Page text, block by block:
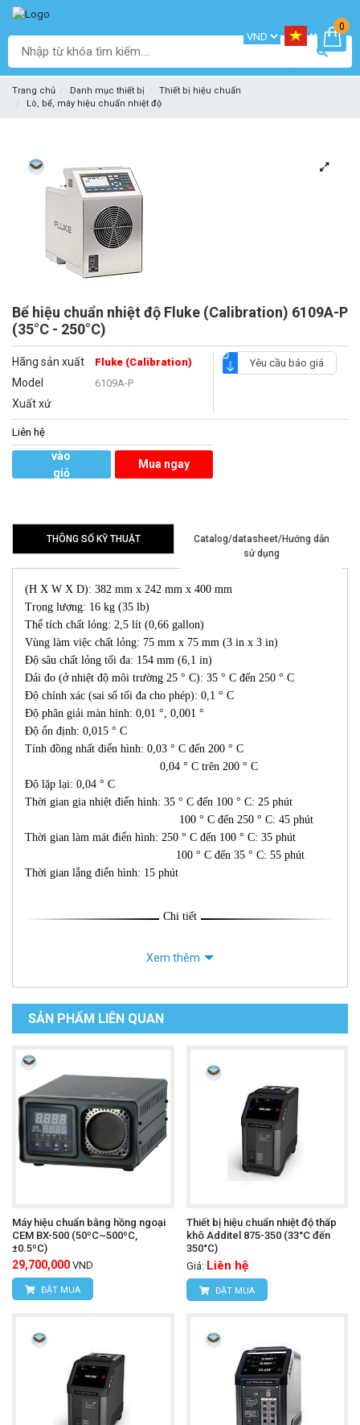
0
Trang chủ Danh mục thiết bị
Thiết bị hiệu chuẩn
Lò, bể, máy hiệu chuẩn nhiệt độ
Bể hiệu chuẩn nhiệt độ Fluke (Calibration) 6109A-P
(35°C - 250°C)
Hãng sản xuất Fluke (Calibration)
Model 6109A-P
Xuất xứ
Yêu cầu báo giá
Liên hệ
vào
giỏ
Mua ngay
THÔNG SỐ KỸ THUẬT
Catalog/datasheet/Hướng dẫn
sử dụng
(H X W X D): 382 mm x 242 mm x 400 mm
Trọng lượng: 16 kg (35 lb)
Thể tích chất lỏng: 2,5 lít (0,66 gallon)
Vùng làm việc chất lỏng: 75 mm x 75 mm (3 in x 3 in)
Độ sâu chất lỏng tối đa: 154 mm (6,1 in)
Dải đo (ở nhiệt độ môi trường 25 ° C): 35 ° C đến 250 ° C
Độ chính xác (sai số tối đa cho phép): 0,1 ° C
Độ phân giải màn hình: 0,01 °, 0,001 °
Độ ổn định: 0,015 ° C
Tính đồng nhất điển hình: 0,03 ° C đến 200 ° C
0,04 ° C trên 200 ° C
Độ lặp lại: 0,04 ° C
Thời gian gia nhiệt điển hình: 35 ° C đến 100 ° C: 25 phút
100 ° C đến 250 ° C: 45 phút
Thời gian làm mát điển hình: 250 ° C đến 100 ° C: 35 phút
100 ° C đến 35 ° C: 55 phút
Thời gian lắng điển hình: 15 phút
Chi tiết
Xem thêm
SẢN PHẨM LIÊN QUAN
Máy hiệu chuẩn bằng hồng ngoại
CEM BX-500 (50ºC~500ºC,
±0.5ºC)
29,700,000 VND
ĐẶT MUA
Thiết bị hiệu chuẩn nhiệt độ thấp
khô Additel 875-350 (33°C đến
350°C)
Giá: Liên hệ
ĐẶT MUA